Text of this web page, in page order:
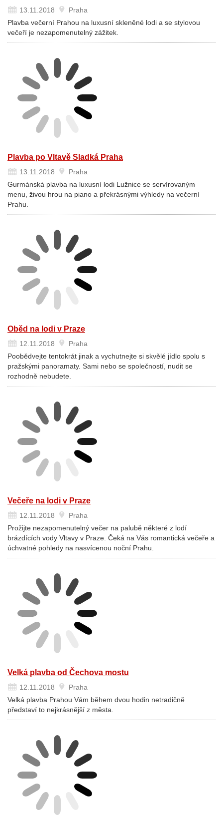
13.11.2018
Praha
Plavba večerní Prahou na luxusní skleněné lodi a se stylovou
večeří je nezapomenutelný zážitek.
Plavba po Vltavě Sladká Praha
13.11.2018
Praha
Gurmánská plavba na luxusní lodi Lužnice se servírovaným
menu, živou hrou na piano a překrásnými výhledy na večerní
Prahu.
Oběd na lodi v Praze
12.11.2018
Praha
Poobědvejte tentokrát jinak a vychutnejte si skvělé jídlo spolu s
pražskými panoramaty. Sami nebo se společností, nudit se
rozhodně nebudete.
Večeře na lodi v Praze
12.11.2018
Praha
Prožijte nezapomenutelný večer na palubě některé z lodí
brázdících vody Vltavy v Praze. Čeká na Vás romantická večeře a
úchvatné pohledy na nasvícenou noční Prahu.
Velká plavba od Čechova mostu
12.11.2018
Praha
Velká plavba Prahou Vám během dvou hodin netradičně
představí to nejkrásnější z města.